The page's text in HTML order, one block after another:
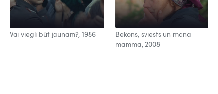
Vai viegli būt jaunam?, 1986
Bekons, sviests un mana
mamma, 2008